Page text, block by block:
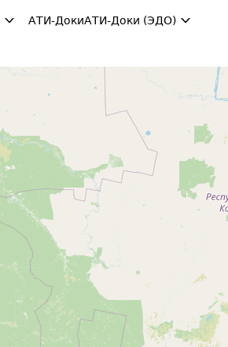
АТИ-ДокиАТИ-Доки (ЭДО)